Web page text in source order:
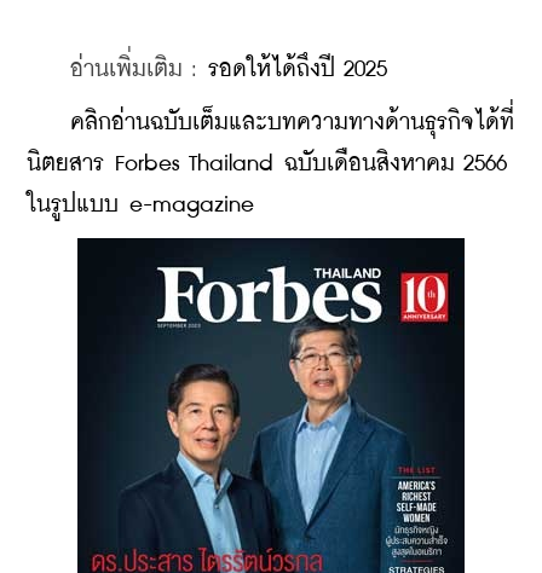
อ่านเพิ่มเติม : รอดให้ได้ถึงปี 2025
คลิกอ่านฉบับเต็มและบทความทางด้านธุรกิจได้ที่
นิตยสาร Forbes Thailand ฉบับเดือนสิงหาคม 2566
ในรูปแบบ e-magazine